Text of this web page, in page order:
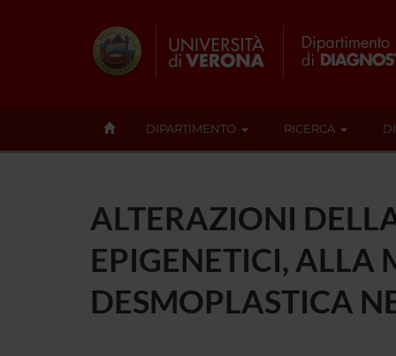
DIPARTIMENTO RICERCA
ALTERAZIONI
EPIGENETICI, ALLA
DESMOPLASTICA